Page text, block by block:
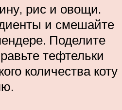
рис и овощи.
и смешайте
Поделите
тефтельки
количества коту